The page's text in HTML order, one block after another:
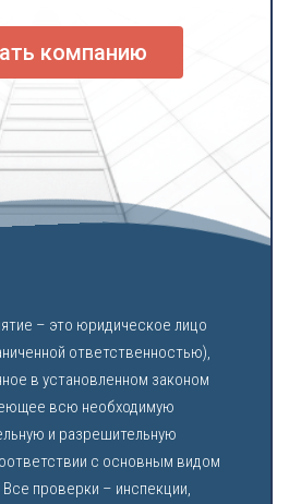
компанию
– это юридическое лицо
ответственностью),
в установленном законом
всю необходимую
и разрешительную
с основным видом
проверки – инспекции,